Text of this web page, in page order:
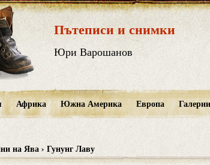
Пътеписи и снимки
Юри Варошанов
Африка Южна Америка Европа Галерии
на Ява › Гунунг Лаву